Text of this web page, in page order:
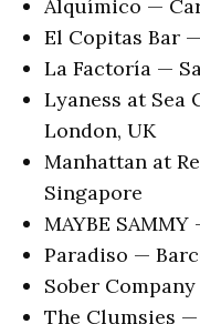
Alquímico —
El Copitas Bar
La Factoría —
Lyaness at Sea
London, UK
Manhattan at
Singapore
MAYBE
Paradiso —
Sober
The Clumsies —